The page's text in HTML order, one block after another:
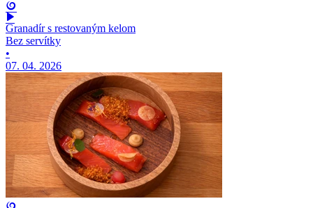
Granadír s restovaným kelom
Bez servítky
•
07. 04. 2026